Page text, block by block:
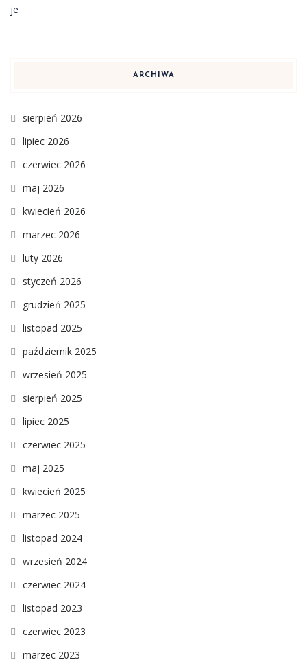
ARCHIWA
sierpień 2026
lipiec 2026
czerwiec 2026
maj 2026
kwiecień 2026
marzec 2026
luty 2026
styczeń 2026
grudzień 2025
listopad 2025
październik 2025
wrzesień 2025
sierpień 2025
lipiec 2025
czerwiec 2025
maj 2025
kwiecień 2025
marzec 2025
listopad 2024
wrzesień 2024
czerwiec 2024
listopad 2023
czerwiec 2023
marzec 2023